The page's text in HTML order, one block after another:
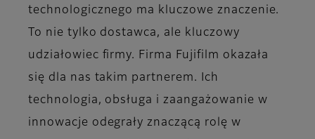
technologicznego ma kluczowe znaczenie.
To nie tylko dostawca, ale kluczowy
udziałowiec firmy. Firma Fujifilm okazała
się dla nas takim partnerem. Ich
technologia, obsługa i zaangażowanie w
innowacje odegrały znaczącą rolę w